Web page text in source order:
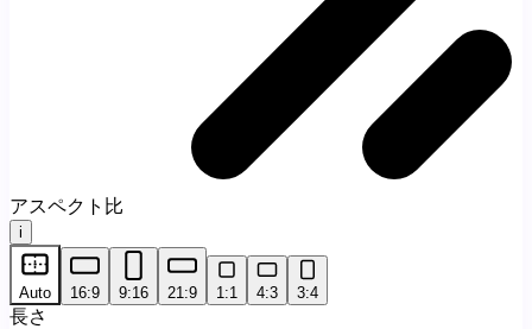
アスペクト比
i
Auto 16:9 9:16 21:9 1:1 4:3 3:4
長さ